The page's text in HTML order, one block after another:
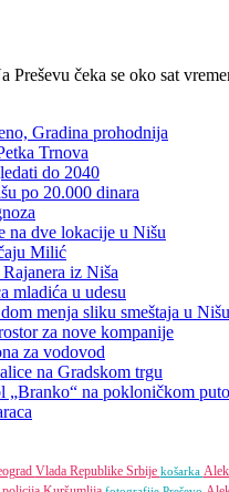
Gradina prohodnija
Trnova
do 2040
po 20.000 dinara
na dve lokacije u Nišu
Milić
iz Niša
mladića u udesu
menja sliku smeštaja u Nišu
za nove kompanije
za vodovod
na Gradskom trgu
„Branko“ na pokloničkom
Vlada Republike Srbije košarka